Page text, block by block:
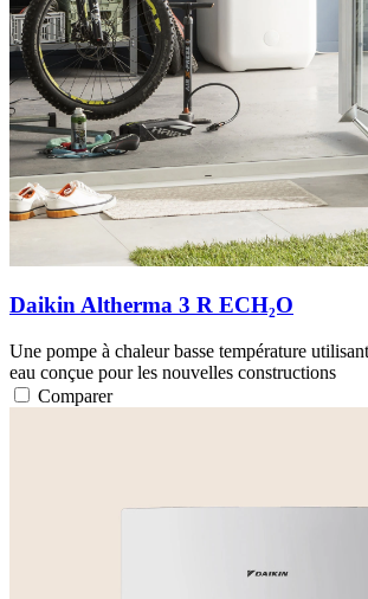
Daikin Altherma 3 R ECH₂O
Une pompe à chaleur basse température
eau conçue pour les nouvelles constructions
Comparer